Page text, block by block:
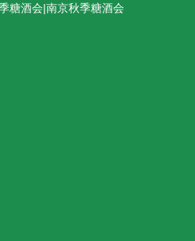
糖酒会|南京秋季糖酒会